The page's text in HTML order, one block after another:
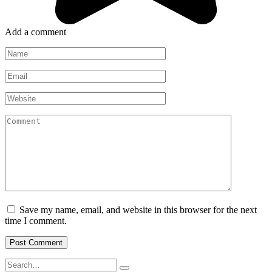
Add a comment
Name
*
Email
*
Website
Comment
Save my name, email, and website in this browser for the next
time I comment.
Search